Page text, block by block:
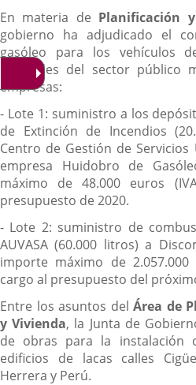
En materia de Planificación
gobierno ha adjudicado el
gasóleo para los vehículos
entidades del sector público
empresas:
- Lote 1: suministro a los
de Extinción de Incendios
Centro de Gestión de
empresa Huidobro de
máximo de 48.000 euros
presupuesto de 2020.
- Lote 2: suministro de
AUVASA (60.000 litros) a
importe máximo de
cargo al presupuesto del
Entre los asuntos delÁrea de
y Vivienda, la Junta de
de obras para la instalación
edificios de lacas calles
Herrera y Perú.